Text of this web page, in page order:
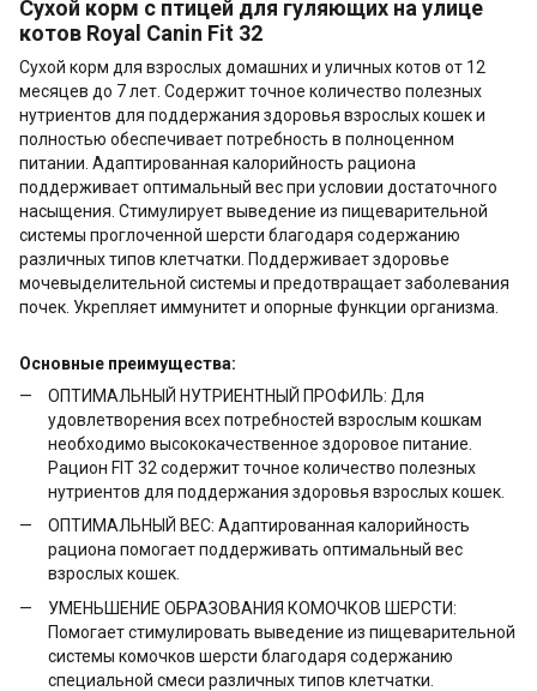
Сухой корм с птицей для гуляющих на улице
котов Royal Canin Fit 32
Сухой корм для взрослых домашних и уличных котов от 12
месяцев до 7 лет. Содержит точное количество полезных
нутриентов для поддержания здоровья взрослых кошек и
полностью обеспечивает потребность в полноценном
питании. Адаптированная калорийность рациона
поддерживает оптимальный вес при условии достаточного
насыщения. Стимулирует выведение из пищеварительной
системы проглоченной шерсти благодаря содержанию
различных типов клетчатки. Поддерживает здоровье
мочевыделительной системы и предотвращает заболевания
почек. Укрепляет иммунитет и опорные функции организма.
Основные преимущества:
ОПТИМАЛЬНЫЙ НУТРИЕНТНЫЙ ПРОФИЛЬ: Для
удовлетворения всех потребностей взрослым кошкам
необходимо высококачественное здоровое питание.
Рацион FIT 32 содержит точное количество полезных
нутриентов для поддержания здоровья взрослых кошек.
ОПТИМАЛЬНЫЙ ВЕС: Адаптированная калорийность
рациона помогает поддерживать оптимальный вес
взрослых кошек.
УМЕНЬШЕНИЕ ОБРАЗОВАНИЯ КОМОЧКОВ ШЕРСТИ:
Помогает стимулировать выведение из пищеварительной
системы комочков шерсти благодаря содержанию
специальной смеси различных типов клетчатки.